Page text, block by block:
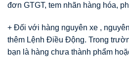
đơn GTGT, tem nhãn hàng hóa,
+ Đối với hàng nguyên xe ,
thêm Lệnh Điều Động. Trong
bạn là hàng chưa thành phẩm